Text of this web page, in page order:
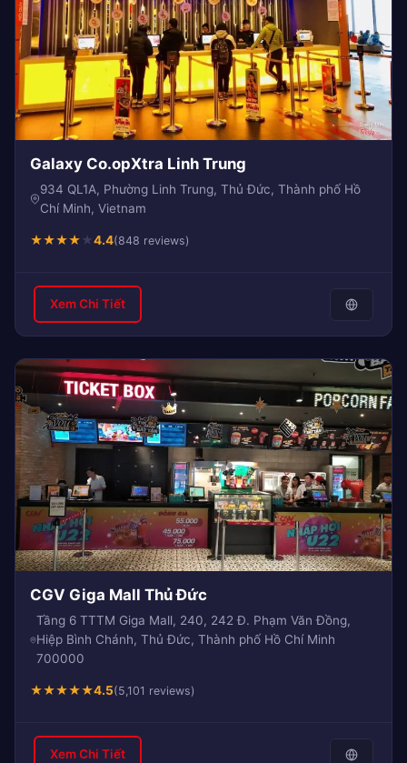
Galaxy Co.opXtra Linh Trung
934 QL1A, Phường Linh Trung, Thủ Đức, Thành phố Hồ
Chí Minh, Vietnam
★★★★★4.4(848 reviews)
Xem Chi Tiết
CGV Giga Mall Thủ Đức
Tầng 6 TTTM Giga Mall, 240, 242 Đ. Phạm Văn Đồng,
Hiệp Bình Chánh, Thủ Đức, Thành phố Hồ Chí Minh
700000
★★★★★4.5(5,101 reviews)
Xem Chi Tiết